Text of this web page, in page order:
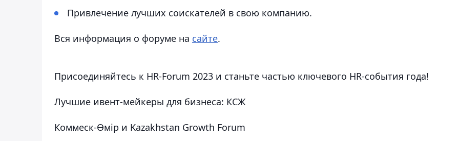
Привлечение лучших соискателей в свою компанию.
Вся информация о форуме на сайте.
Присоединяйтесь к HR-Forum 2023 и станьте частью ключевого HR-события года!
Лучшие ивент-мейкеры для бизнеса: КСЖ
Коммеск-Өмiр и Kazakhstan Growth Forum